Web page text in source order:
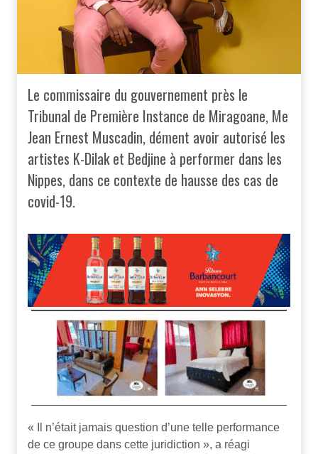
Le commissaire du gouvernement près le
Tribunal de Première Instance de Miragoane, Me
Jean Ernest Muscadin, dément avoir autorisé les
artistes K-Dilak et Bedjine à performer dans les
Nippes, dans ce contexte de hausse des cas de
covid-19.
« Il n’était jamais question d’une telle performance
de ce groupe dans cette juridiction », a réagi